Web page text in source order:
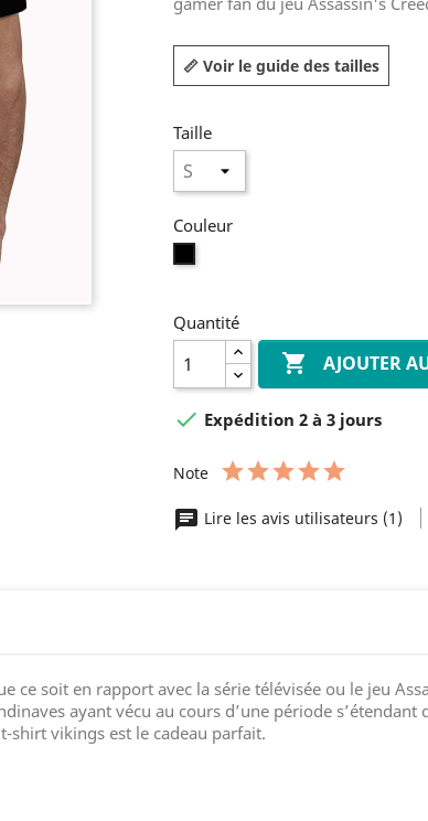
📏 Voir le guide des tailles
Taille
Couleur
Quantité
 AJOUTER
 Expédition 2 à 3 jours
Note
Lire les avis utilisateurs (1)
ce soit en rapport avec la série télévisée ou le jeu
ayant vécu au cours d’une période s’étendant
shirt vikings est le cadeau parfait.